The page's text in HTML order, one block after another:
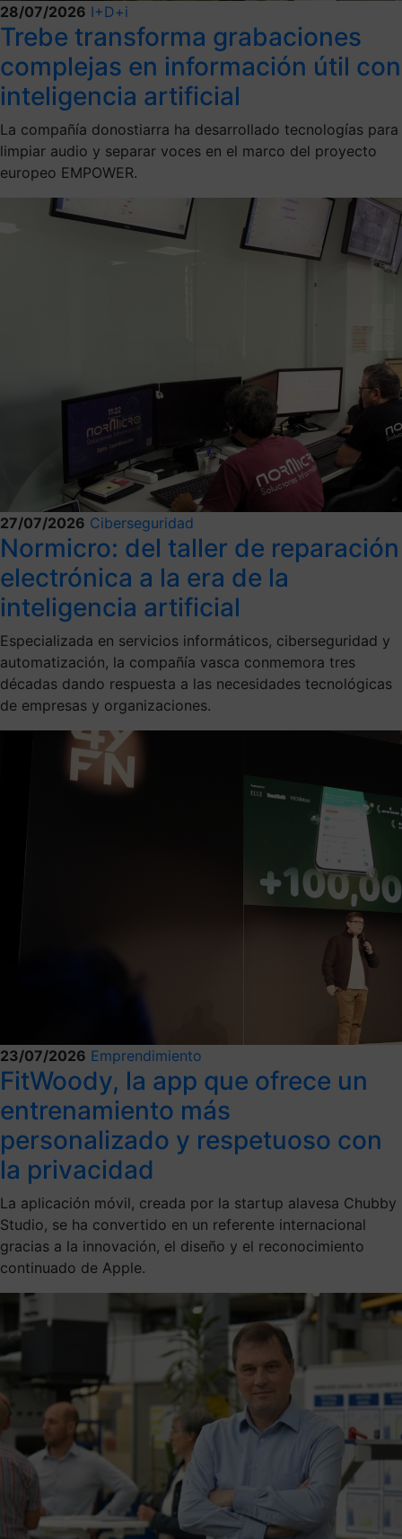
28/07/2026 I+D+i
Trebe transforma grabaciones
complejas en información útil con
inteligencia artificial
La compañía donostiarra ha desarrollado tecnologías para
limpiar audio y separar voces en el marco del proyecto
europeo EMPOWER.
27/07/2026 Ciberseguridad
Normicro: del taller de reparación
electrónica a la era de la
inteligencia artificial
Especializada en servicios informáticos, ciberseguridad y
automatización, la compañía vasca conmemora tres
décadas dando respuesta a las necesidades tecnológicas
de empresas y organizaciones.
23/07/2026 Emprendimiento
FitWoody, la app que ofrece un
entrenamiento más
personalizado y respetuoso con
la privacidad
La aplicación móvil, creada por la startup alavesa Chubby
Studio, se ha convertido en un referente internacional
gracias a la innovación, el diseño y el reconocimiento
continuado de Apple.